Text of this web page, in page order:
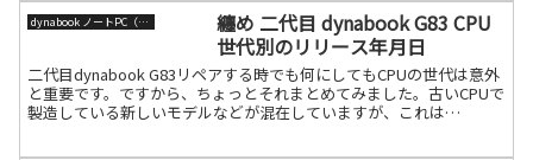
です。ですから今回それを説明します。
G83続きを読む
dynabook ノートPC（旧東芝）
纏め 二代目 dynabook G83 CPU
世代別のリリース年月日
二代目dynabook G83リペアする時でも何にしてもCPUの世代は意外
と重要です。ですから、ちょっとそれまとめてみました。古いCPUで
製造している新しいモデルなどが混在していますが、これは